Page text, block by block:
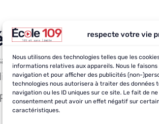
respecte votre vie
Nous utilisons des technologies telles que les
informations relatives aux appareils. Nous le
navigation et pour afficher des publicités (non-
technologies nous autorisera à traiter des données
navigation ou les ID uniques sur ce site. Le fait de
consentement peut avoir un effet négatif sur
caractéristiques.
d’une
demandeur d’emploi…)
et financer jusqu’à
de Formation (CPF)
jusqu’à 100%